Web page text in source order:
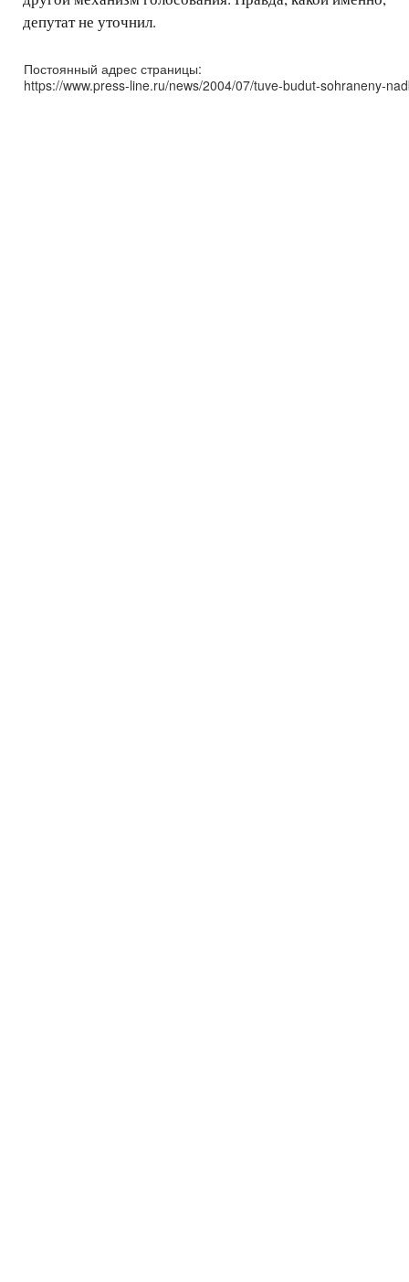
депутат не уточнил.
Постоянный адрес страницы:
https://www.press-line.ru/news/2004/07/tuve-budut-sohraneny-